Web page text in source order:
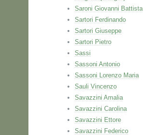
Saroni Giovanni Battista
Sartori Ferdinando
Sartori Giuseppe
Sartori Pietro
Sassi
Sassoni Antonio
Sassoni Lorenzo Maria
Sauli Vincenzo
Savazzini Amalia
Savazzini Carolina
Savazzini Ettore
Savazzini Federico